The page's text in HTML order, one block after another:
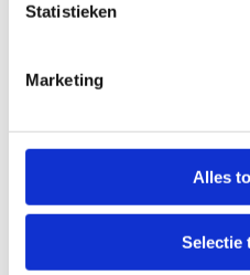
Statistieken
Marketing
Alles
Selectie
Deel deze pagina: